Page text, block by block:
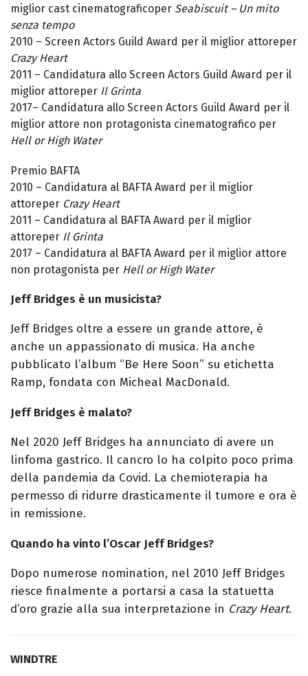
miglior cast cinematograficoper Seabiscuit – Un mito
senza tempo
2010 – Screen Actors Guild Award per il miglior attoreper
Crazy Heart
2011 – Candidatura allo Screen Actors Guild Award per il
miglior attoreper Il Grinta
2017– Candidatura allo Screen Actors Guild Award per il
miglior attore non protagonista cinematografico per
Hell or High Water
Premio BAFTA
2010 – Candidatura al BAFTA Award per il miglior
attoreper Crazy Heart
2011 – Candidatura al BAFTA Award per il miglior
attoreper Il Grinta
2017 – Candidatura al BAFTA Award per il miglior attore
non protagonista per Hell or High Water
Jeff Bridges è un musicista?
Jeff Bridges oltre a essere un grande attore, è
anche un appassionato di musica. Ha anche
pubblicato l’album “Be Here Soon” su etichetta
Ramp, fondata con Micheal MacDonald.
Jeff Bridges è malato?
Nel 2020 Jeff Bridges ha annunciato di avere un
linfoma gastrico. Il cancro lo ha colpito poco prima
della pandemia da Covid. La chemioterapia ha
permesso di ridurre drasticamente il tumore e ora è
in remissione.
Quando ha vinto l’Oscar Jeff Bridges?
Dopo numerose nomination, nel 2010 Jeff Bridges
riesce finalmente a portarsi a casa la statuetta
d’oro grazie alla sua interpretazione in Crazy Heart.
WINDTRE